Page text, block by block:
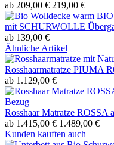
ab 209,00 € 219,00 €
BIO
mit SCHURWOLLE
ab 139,00 €
Ähnliche Artikel
Rosshaarmatratze PIUMA
ab 1.129,00 €
Rosshaar Matratze ROSSA
ab 1.415,00 € 1.489,00 €
Kunden kauften auch